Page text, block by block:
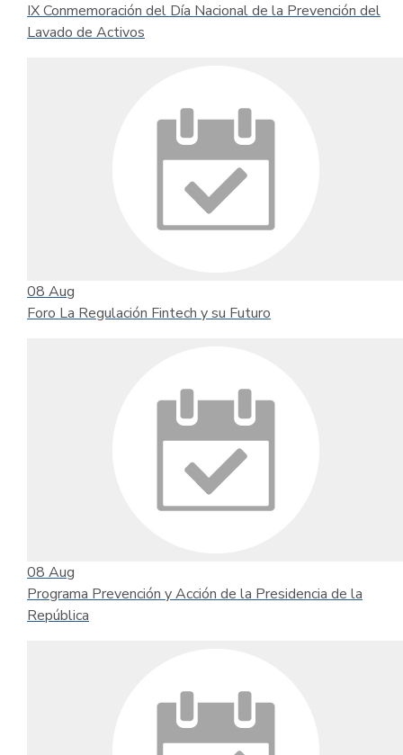
IX Conmemoración del Día Nacional de la Prevención del
Lavado de Activos
08 Aug
Foro La Regulación Fintech y su Futuro
08 Aug
Programa Prevención y Acción de la Presidencia de la
República